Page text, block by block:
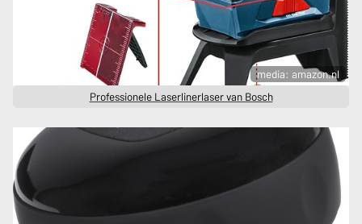
media: amazon.nl
Professionele Laserlinerlaser van Bosch